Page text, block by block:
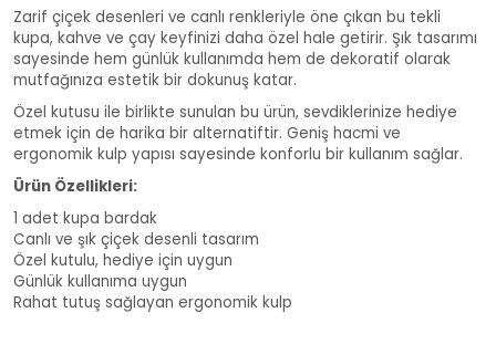
Zarif çiçek desenleri ve canlı renkleriyle öne çıkan bu tekli
kupa, kahve ve çay keyfinizi daha özel hale getirir. Şık tasarımı
sayesinde hem günlük kullanımda hem de dekoratif olarak
mutfağınıza estetik bir dokunuş katar.
Özel kutusu ile birlikte sunulan bu ürün, sevdiklerinize hediye
etmek için de harika bir alternatiftir. Geniş hacmi ve
ergonomik kulp yapısı sayesinde konforlu bir kullanım sağlar.
Ürün Özellikleri:
1 adet kupa bardak
Canlı ve şık çiçek desenli tasarım
Özel kutulu, hediye için uygun
Günlük kullanıma uygun
Rahat tutuş sağlayan ergonomik kulp